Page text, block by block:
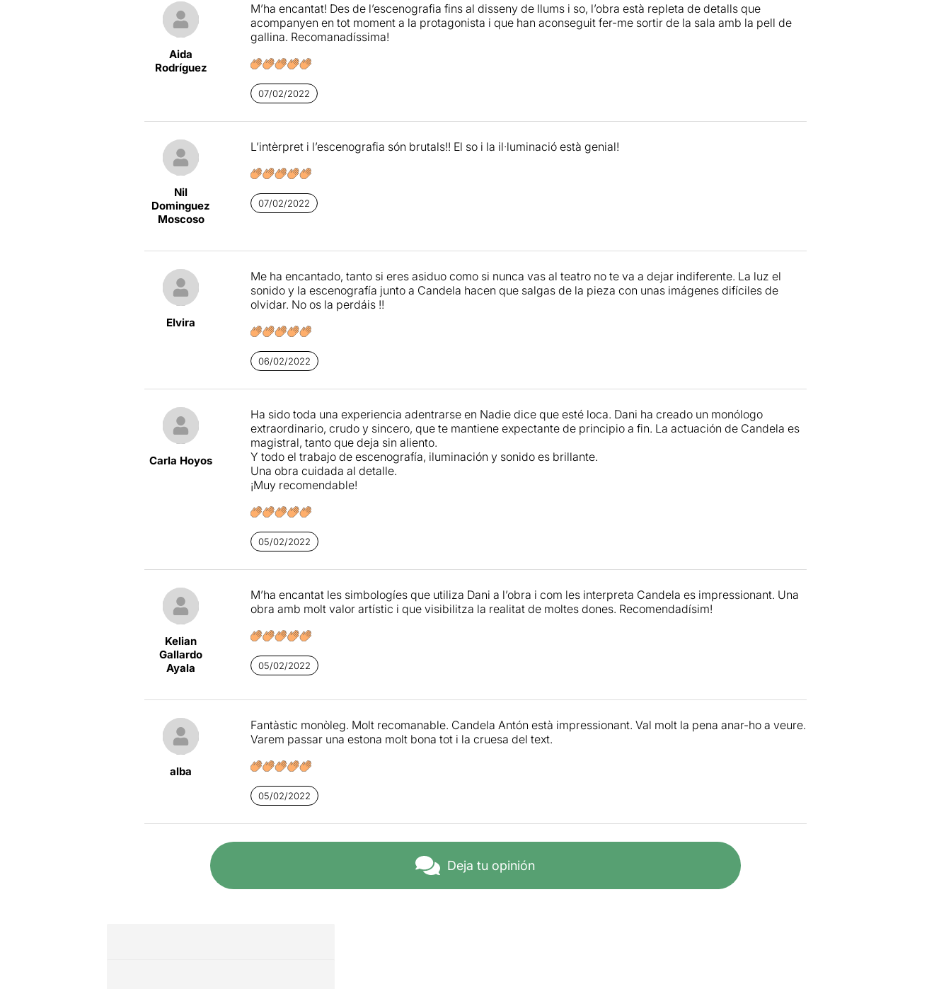
Aida
Rodríguez
M’ha encantat! Des de l’escenografia fins al disseny de llums i so, l’obra està repleta de detalls que
acompanyen en tot moment a la protagonista i que han aconseguit fer-me sortir de la sala amb la pell de
gallina. Recomanadíssima!
07/02/2022
Nil
Dominguez
Moscoso
L’intèrpret i l’escenografia són brutals!! El so i la il·luminació està genial!
07/02/2022
Elvira
Me ha encantado, tanto si eres asiduo como si nunca vas al teatro no te va a dejar indiferente. La luz el
sonido y la escenografía junto a Candela hacen que salgas de la pieza con unas imágenes difíciles de
olvidar. No os la perdáis !!
06/02/2022
Carla Hoyos
Ha sido toda una experiencia adentrarse en Nadie dice que esté loca. Dani ha creado un monólogo
extraordinario, crudo y sincero, que te mantiene expectante de principio a fin. La actuación de Candela es
magistral, tanto que deja sin aliento.
Y todo el trabajo de escenografía, iluminación y sonido es brillante.
Una obra cuidada al detalle.
¡Muy recomendable!
05/02/2022
Kelian
Gallardo
Ayala
M’ha encantat les simbologíes que utiliza Dani a l’obra i com les interpreta Candela es impressionant. Una
obra amb molt valor artístic i que visibilitza la realitat de moltes dones. Recomendadísim!
05/02/2022
alba
Fantàstic monòleg. Molt recomanable. Candela Antón està impressionant. Val molt la pena anar-ho a veure.
Varem passar una estona molt bona tot i la cruesa del text.
05/02/2022
Deja tu opinión